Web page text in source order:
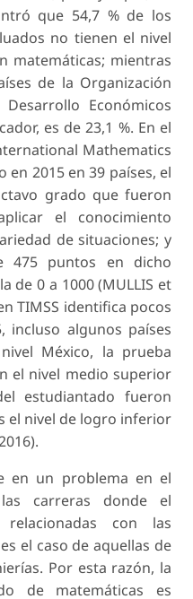
que 54,7 % de los
no tienen el nivel
matemáticas; mientras
de la Organización
Económicos
es de 23,1 %. En el
Mathematics
en 2015 en 39 países, el
grado que fueron
el conocimiento
de situaciones; y
475 puntos en dicho
de 0 a 1000 (MULLIS et
TIMSS identifica pocos
incluso algunos países
México, la prueba
el nivel medio superior
estudiantado fueron
el nivel de logro inferior
en un problema en el
carreras donde el
con las
el caso de aquellas de
Por esta razón, la
de matemáticas es